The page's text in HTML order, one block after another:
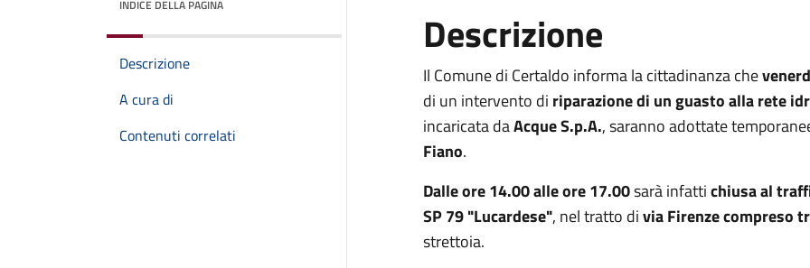
INDICE DELLA PAGINA
Descrizione
A cura di
Contenuti correlati
Descrizione
Il Comune di Certaldo informa la cittadinanza che
di un intervento di riparazione di un guasto alla rete
incaricata daAcque S.p.A., saranno adottate
Fiano.
Dalle ore 14.00 alle ore 17.00sarà infattichiusa al
SP 79 "Lucardese", nel tratto divia Firenze compreso
strettoia.